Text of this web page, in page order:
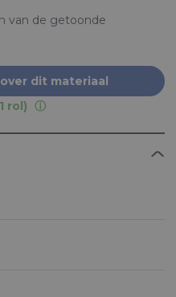
van de getoonde
dit materiaal
rol)